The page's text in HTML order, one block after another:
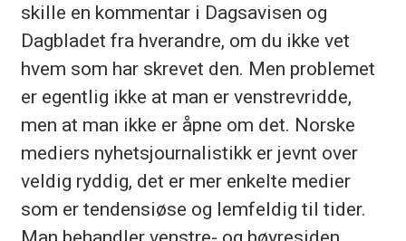
skille en kommentar i Dagsavisen og
Dagbladet fra hverandre, om du ikke vet
hvem som har skrevet den. Men problemet
er egentlig ikke at man er venstrevridde,
men at man ikke er åpne om det. Norske
mediers nyhetsjournalistikk er jevnt over
veldig ryddig, det er mer enkelte medier
som er tendensiøse og lemfeldig til tider.